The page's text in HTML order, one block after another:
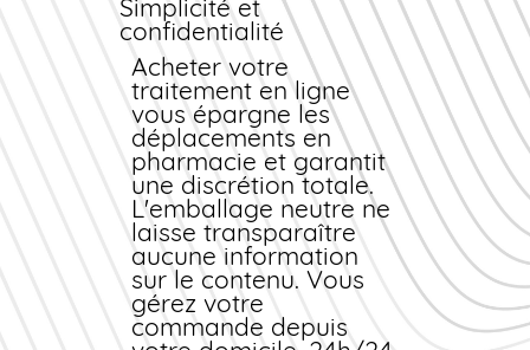
votreachat en ligne.
fonction de la réponse
individuelle et de la
tolérance. Si l'effet est
insuffisant, le passage
à 200 mg peut être
envisagé ; à l'inverse,
si des effets
indésirables
apparaissent, la
réduction à 50 mg
constitue une option
pertinente.
Fréquence d'utilisation
La dose quotidienne
Simplicité et
confidentialité
Acheter votre
traitement en ligne
vous épargne les
déplacements en
pharmacie et garantit
une discrétion totale.
L'emballage neutre ne
laisse transparaître
aucune information
sur le contenu. Vous
gérez votre
commande depuis